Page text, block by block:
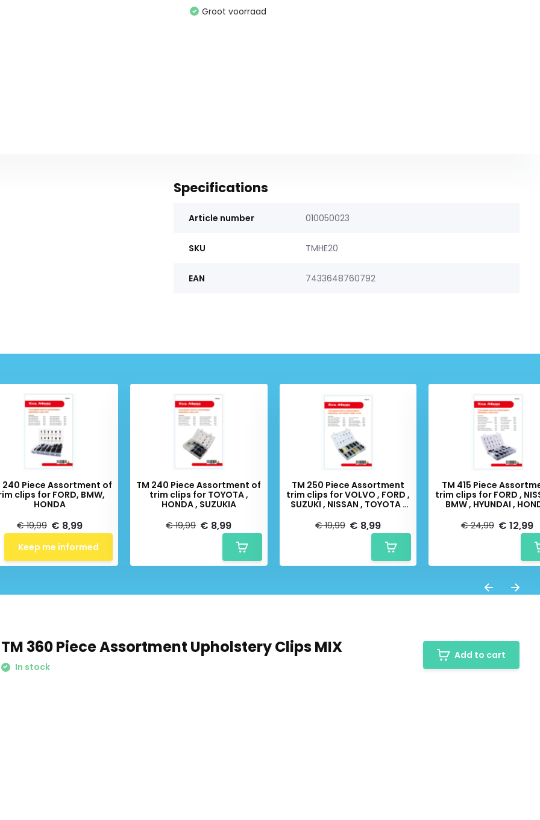
Groot voorraad
Specifications
Article number 010050023
SKU TMHE20
EAN 7433648760792
240 Piece Assortment of
clips for FORD, BMW,
HONDA
€ 19,99 € 8,99
Keep me informed
TM 240 Piece Assortment of
trim clips for TOYOTA ,
HONDA , SUZUKIA
€ 19,99 € 8,99
TM 250 Piece Assortment
trim clips for VOLVO , FORD ,
SUZUKI , NISSAN , TOYOTA ,
€ 19,99 € 8,99
TM 415 Piece
trim clips for FORD ,
BMW , HYUNDAI ,
€ 24,99 € 12,99
TM 360 Piece Assortment Upholstery Clips MIX
In stock
Add to cart